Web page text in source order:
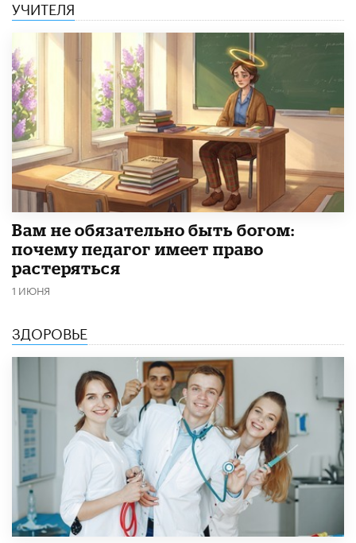
УЧИТЕЛЯ
​Вам не обязательно быть богом:
почему педагог имеет право
растеряться
1 ИЮНЯ
ЗДОРОВЬЕ